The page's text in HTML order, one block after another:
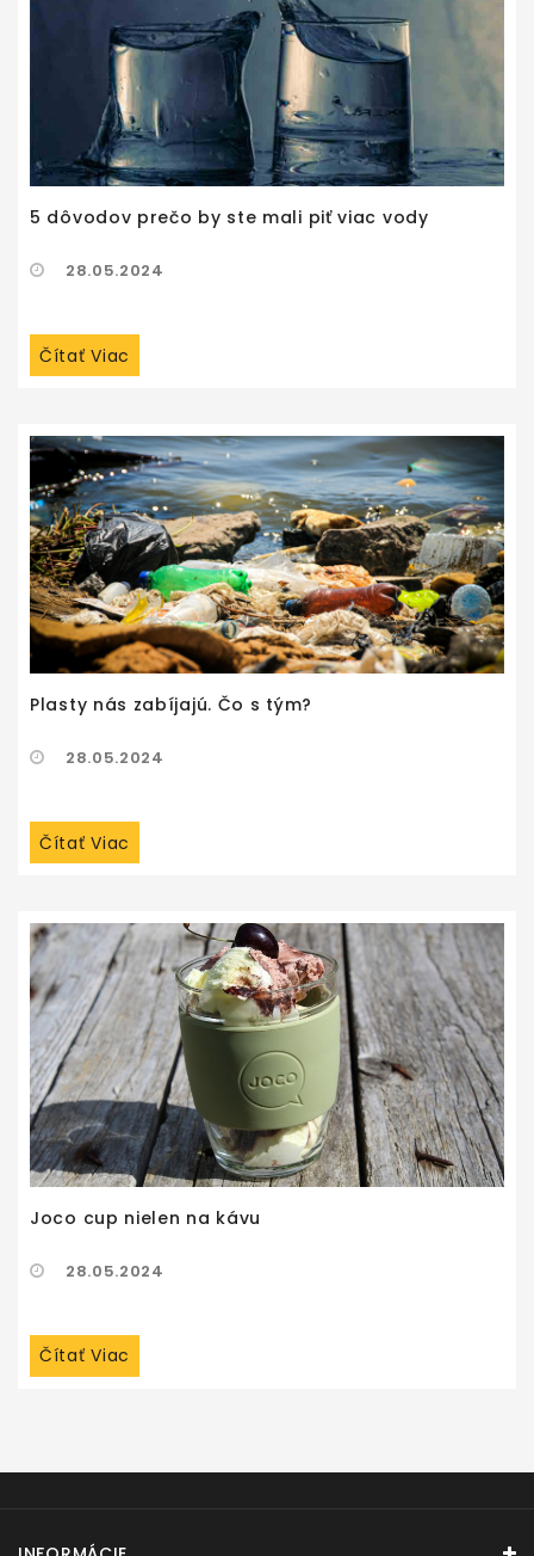
5 dôvodov prečo by ste mali piť viac vody
28.05.2024
Čítať Viac
Plasty nás zabíjajú. Čo s tým?
28.05.2024
Čítať Viac
Joco cup nielen na kávu
28.05.2024
Čítať Viac